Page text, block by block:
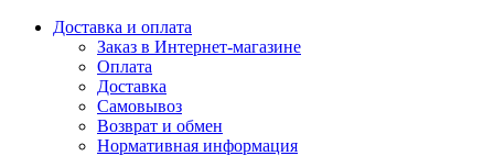
Доставка и оплата
Заказ в Интернет-магазине
Оплата
Доставка
Самовывоз
Возврат и обмен
Нормативная информация